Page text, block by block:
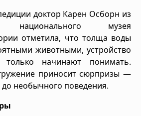
доктор Карен Осборн из
национального музея
отметила, что толща воды
животными, устройство
только начинают понимать.
приносит сюрпризы —
необычного поведения.